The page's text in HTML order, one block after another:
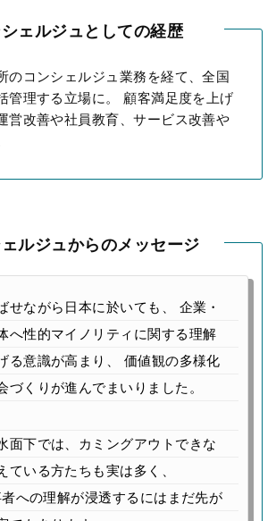
ェルジュとしての経歴
のコンシェルジュ業務を経て、全国
管理する立場に。 顧客満足度を上げ
営改善や社員教育、サービス改善や
ルジュからのメッセージ
せながら日本に於いても、
企業・
へ性的マイノリティに関する理解
る意識が高まり、
価値観の多様化
づくりが進んでまいりました。
面下では、カミングアウトできな
ている方たちも実は多く、
への理解が浸透するにはまだ先が